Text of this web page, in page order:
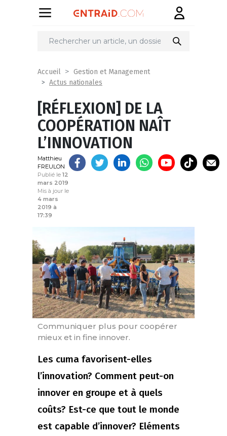
Partager
Accueil
Gestion et Management
Actus nationales
[RÉFLEXION] DE LA
COOPÉRATION NAÎT
L’INNOVATION
Matthieu
FREULON
Publié le 12
mars 2019
Mis à jour le
4 mars
2019 à
17:39
Communiquer plus pour coopérer
mieux et in fine innover.
Les cuma favorisent-elles
l’innovation? Comment peut-on
innover en groupe et à quels
coûts? Est-ce que tout le monde
est capable d’innover? Eléments